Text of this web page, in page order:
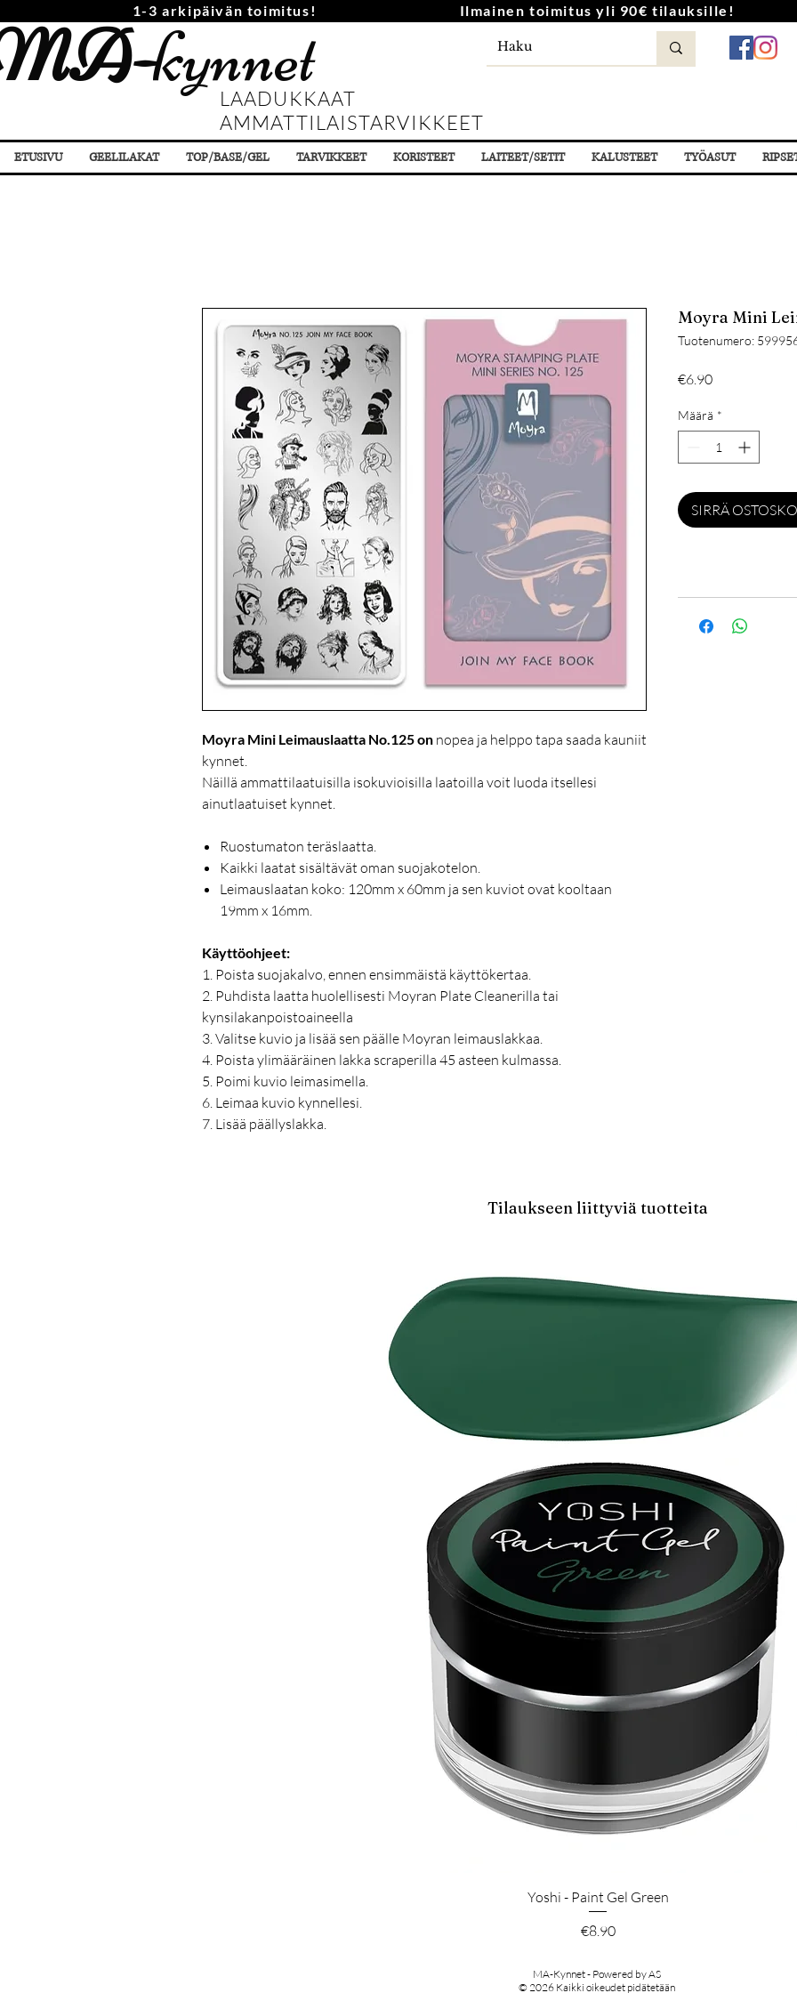
1-3 arkipäivän toimitus! Ilmainen toimitus yli 90€ tilauksille!
kynnet
LAADUKKAAT
AMMATTILAISTARVIKKEET
ETUSIVU GEELILAKAT TOP/BASE/GEL TARVIKKEET KORISTEET LAITEET/SETIT KALUSTEET TYÖASUT
Moyra Mini Leimauslaatta No.125 on nopea ja helppo tapa saada kauniit
kynnet.
Näillä ammattilaatuisilla isokuvioisilla laatoilla voit luoda itsellesi
ainutlaatuiset kynnet.
Ruostumaton teräslaatta.
Kaikki laatat sisältävät oman suojakotelon.
Leimauslaatan koko: 120mm x 60mm ja sen kuviot ovat kooltaan
19mm x 16mm.
Käyttöohjeet:
1. Poista suojakalvo, ennen ensimmäistä käyttökertaa.
2. Puhdista laatta huolellisesti Moyran Plate Cleanerilla tai
kynsilakanpoistoaineella
3. Valitse kuvio ja lisää sen päälle Moyran leimauslakkaa.
4. Poista ylimääräinen lakka scraperilla 45 asteen kulmassa.
5. Poimi kuvio leimasimella.
6. Leimaa kuvio kynnellesi.
7. Lisää päällyslakka.
Moyra Mini
Tuotenumero:
€6.90Hinta
Määrä *
SIRRÄ
Tilaukseen liittyviä tuotteita
Pikakatselu
Yoshi - Paint Gel Green
Hinta
€8.90
MA-Kynnet - Powered by AS
© 2026 Kaikki oikeudet pidätetään